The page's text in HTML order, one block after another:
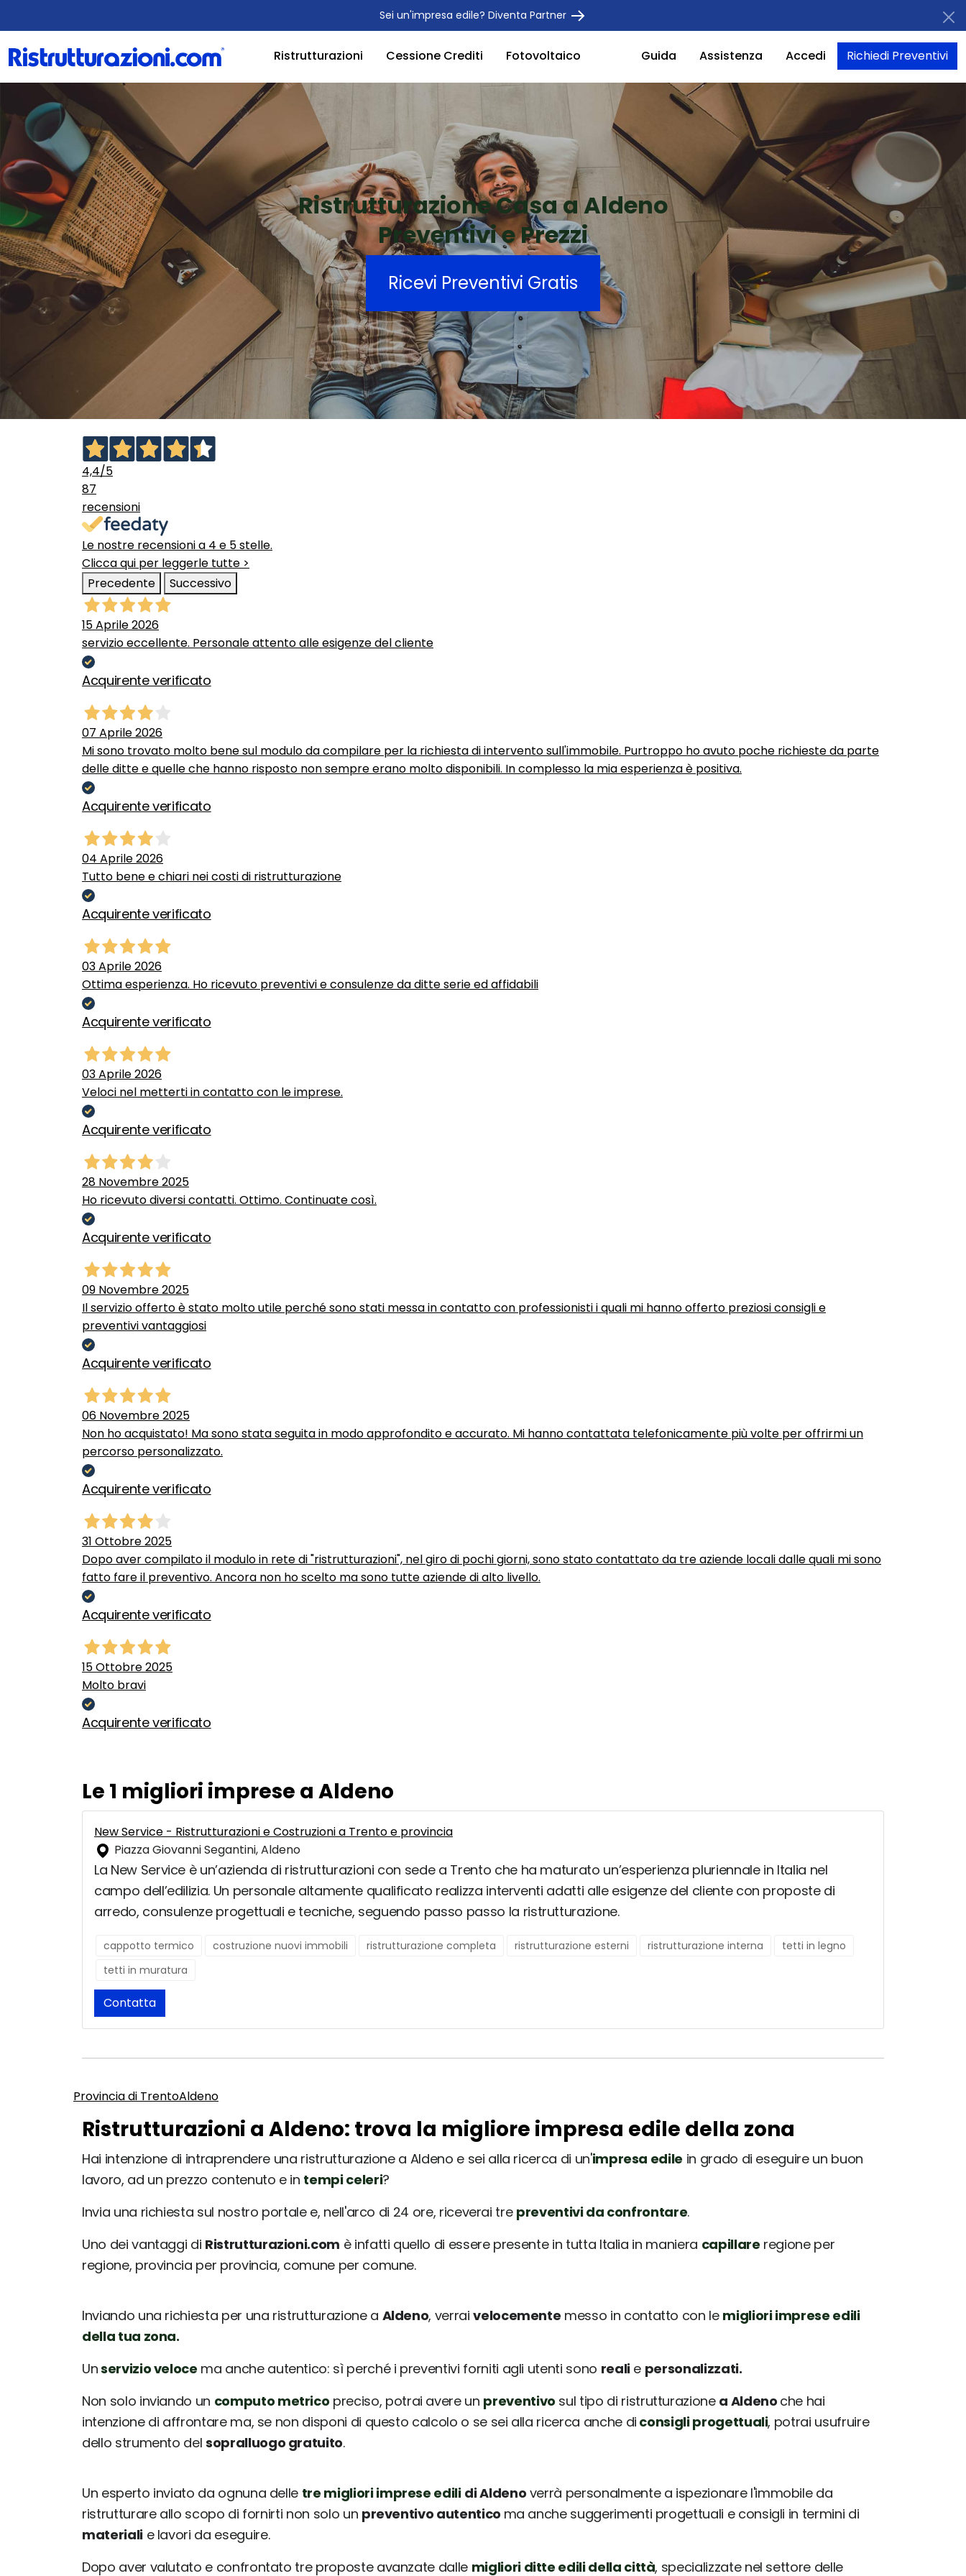
Sei un'impresa edile? Diventa Partner
Ristrutturazioni Cessione Crediti Fotovoltaico Guida Assistenza Accedi Richiedi Preventivi
Ristrutturazione Casa a Aldeno
Preventivi e Prezzi
Ricevi Preventivi Gratis
4,4/5
87
recensioni
Le nostre recensioni a 4 e 5 stelle.
Clicca qui per leggerle tutte >
Precedente
Successivo
15 Aprile 2026
servizio eccellente. Personale attento alle esigenze del cliente
Acquirente verificato
07 Aprile 2026
Mi sono trovato molto bene sul modulo da compilare per la richiesta di intervento sull'immobile. Purtroppo ho avuto poche richieste da parte
delle ditte e quelle che hanno risposto non sempre erano molto disponibili. In complesso la mia esperienza è positiva.
Acquirente verificato
04 Aprile 2026
Tutto bene e chiari nei costi di ristrutturazione
Acquirente verificato
03 Aprile 2026
Ottima esperienza. Ho ricevuto preventivi e consulenze da ditte serie ed affidabili
Acquirente verificato
03 Aprile 2026
Veloci nel metterti in contatto con le imprese.
Acquirente verificato
28 Novembre 2025
Ho ricevuto diversi contatti. Ottimo. Continuate così.
Acquirente verificato
09 Novembre 2025
Il servizio offerto è stato molto utile perché sono stati messa in contatto con professionisti i quali mi hanno offerto preziosi consigli e
preventivi vantaggiosi
Acquirente verificato
06 Novembre 2025
Non ho acquistato! Ma sono stata seguita in modo approfondito e accurato. Mi hanno contattata telefonicamente più volte per offrirmi un
percorso personalizzato.
Acquirente verificato
31 Ottobre 2025
Dopo aver compilato il modulo in rete di "ristrutturazioni", nel giro di pochi giorni, sono stato contattato da tre aziende locali dalle quali mi sono
fatto fare il preventivo. Ancora non ho scelto ma sono tutte aziende di alto livello.
Acquirente verificato
15 Ottobre 2025
Molto bravi
Acquirente verificato
Le 1 migliori imprese a Aldeno
New Service - Ristrutturazioni e Costruzioni a Trento e provincia
Piazza Giovanni Segantini, Aldeno
La New Service è un’azienda di ristrutturazioni con sede a Trento che ha maturato un’esperienza pluriennale in Italia nel
campo dell’edilizia. Un personale altamente qualificato realizza interventi adatti alle esigenze del cliente con proposte di
arredo, consulenze progettuali e tecniche, seguendo passo passo la ristrutturazione.
cappotto termico costruzione nuovi immobili ristrutturazione completa ristrutturazione esterni ristrutturazione interna
tetti in legno
tetti in muratura
Contatta
Provincia di TrentoAldeno
Ristrutturazioni a Aldeno: trova la migliore impresa edile della zona
Hai intenzione di intraprendere una ristrutturazione a Aldeno e sei alla ricerca di un'impresa edile in grado di eseguire un buon
lavoro, ad un prezzo contenuto e in tempi celeri?
Invia una richiesta sul nostro portale e, nell'arco di 24 ore, riceverai tre preventivi da confrontare.
Uno dei vantaggi di Ristrutturazioni.com è infatti quello di essere presente in tutta Italia in maniera capillare regione per
regione, provincia per provincia, comune per comune.
Inviando una richiesta per una ristrutturazione a Aldeno, verraivelocemente messo in contatto con le migliori imprese edili
della tua zona.
Unservizio veloce ma anche autentico: sì perché i preventivi forniti agli utenti sono realie personalizzati.
Non solo inviando un computo metrico preciso, potrai avere un preventivo sul tipo di ristrutturazione a Aldeno che hai
intenzione di affrontare ma, se non disponi di questo calcolo o se sei alla ricerca anche di consigli progettuali, potrai usufruire
dello strumento del sopralluogo gratuito.
Un esperto inviato da ognuna delle tre migliori imprese edili di Aldeno verrà personalmente a ispezionare l'immobile da
ristrutturare allo scopo di fornirti non solo un preventivo autentico ma anche suggerimenti progettuali e consigli in termini di
materialie lavori da eseguire.
Dopo aver valutato e confrontato tre proposte avanzate dalle migliori ditte edili della città, specializzate nel settore delle